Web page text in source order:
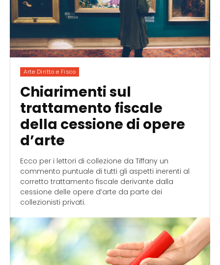
Arte Diritto e Fisco
Chiarimenti sul
trattamento fiscale
della cessione di opere
d’arte
Ecco per i lettori di collezione da Tiffany un
commento puntuale di tutti gli aspetti inerenti al
corretto trattamento fiscale derivante dalla
cessione delle opere d’arte da parte dei
collezionisti privati.